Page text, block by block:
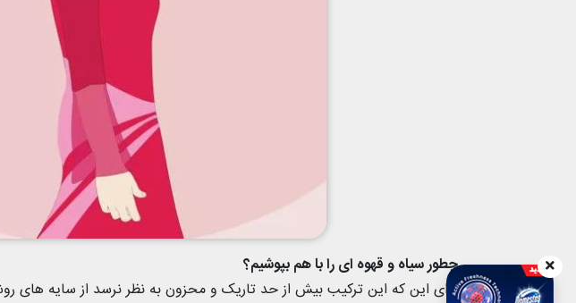
چطور سیاه و قهوه ای را با هم بپوشیم؟
برای این که این ترکیب بیش از حد تاریک و محزون به نظر نرسد از سایه های